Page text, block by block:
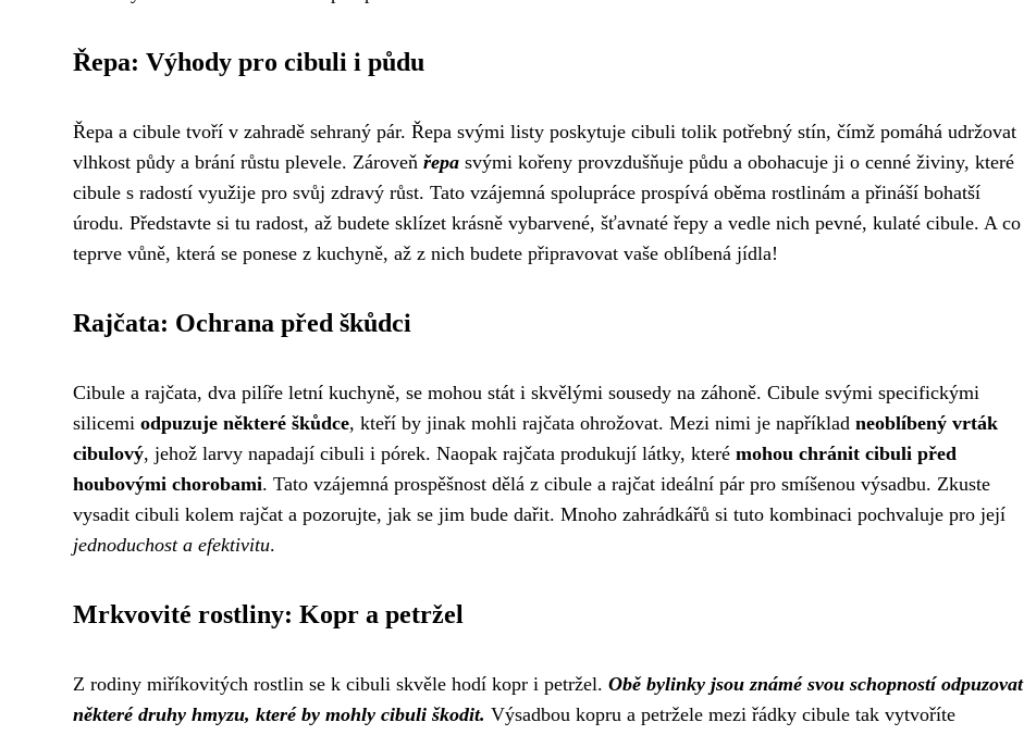
Řepa: Výhody pro cibuli i půdu
Řepa a cibule tvoří v zahradě sehraný pár. Řepa svými listy poskytuje cibuli tolik potřebný stín, čímž pomáhá udržovat
vlhkost půdy a brání růstu plevele. Zároveň řepa svými kořeny provzdušňuje půdu a obohacuje ji o cenné živiny, které
cibule s radostí využije pro svůj zdravý růst. Tato vzájemná spolupráce prospívá oběma rostlinám a přináší bohatší
úrodu. Představte si tu radost, až budete sklízet krásně vybarvené, šťavnaté řepy a vedle nich pevné, kulaté cibule. A co
teprve vůně, která se ponese z kuchyně, až z nich budete připravovat vaše oblíbená jídla!
Rajčata: Ochrana před škůdci
Cibule a rajčata, dva pilíře letní kuchyně, se mohou stát i skvělými sousedy na záhoně. Cibule svými specifickými
silicemi odpuzuje některé škůdce, kteří by jinak mohli rajčata ohrožovat. Mezi nimi je například neoblíbený vrták
cibulový, jehož larvy napadají cibuli i pórek. Naopak rajčata produkují látky, které mohou chránit cibuli před
houbovými chorobami. Tato vzájemná prospěšnost dělá z cibule a rajčat ideální pár pro smíšenou výsadbu. Zkuste
vysadit cibuli kolem rajčat a pozorujte, jak se jim bude dařit. Mnoho zahrádkářů si tuto kombinaci pochvaluje pro její
jednoduchost a efektivitu.
Mrkvovité rostliny: Kopr a petržel
Z rodiny miříkovitých rostlin se k cibuli skvěle hodí kopr i petržel. Obě bylinky jsou známé svou schopností odpuzovat
některé druhy hmyzu, které by mohly cibuli škodit. Výsadbou kopru a petržele mezi řádky cibule tak vytvoříte